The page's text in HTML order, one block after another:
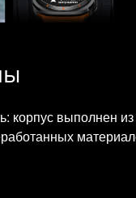
корпус выполнен